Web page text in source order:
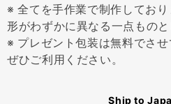
※ 全てを手作業で制作してお
形がわずかに異なる一点ものと
※ プレゼント包装は無料でさせ
ぜひご利用ください。
Ship to